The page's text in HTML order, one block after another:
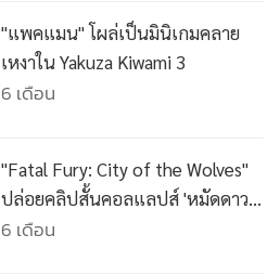
"แพคแมน" โผล่เป็นมินิเกมคลาย
เหงาใน Yakuza Kiwami 3
6 เดือน
"Fatal Fury: City of the Wolves"
ปล่อยคลิปสั้นคอลแลปส์ 'หมัดดาว
เหนือ'
6 เดือน